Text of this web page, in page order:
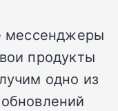
мессенджеры
продукты
одно из